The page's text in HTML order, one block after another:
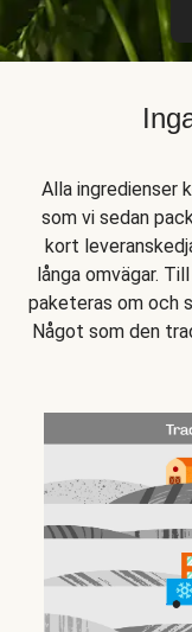
Alla ingredienser
som vi sedan
kort
långa omvägar.
paketeras om och
Något som den